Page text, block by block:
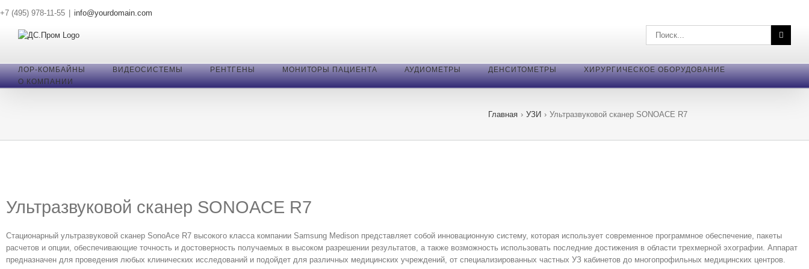
to
content
+7 (495) 978-11-55
info@yourdomain.com
Поиск
по:
ЛОР-КОМБАЙНЫ ВИДЕОСИСТЕМЫ РЕНТГЕНЫ МОНИТОРЫ ПАЦИЕНТА АУДИОМЕТРЫ ДЕНСИТОМЕТРЫ
ХИРУРГИЧЕСКОЕ ОБОРУДОВАНИЕ
О КОМПАНИИ
Главная › УЗИ › Ультразвуковой сканер SONOACE R7
Ультразвуковой сканер SONOACE R7
Cтационарный ультразвуковой сканер SonoAce R7 высокого класса компании Samsung Medison представляет собой инновационную систему, которая использует современное программное обеспечение, пакеты
расчетов и опции, обеспечивающие точность и достоверность получаемых в высоком разрешении результатов, а также возможность использовать последние достижения в области трехмерной эхографии. Аппарат
предназначен для проведения любых клинических исследований и подойдет для различных медицинских учреждений, от специализированных частных УЗ кабинетов до многопрофильных медицинских центров.